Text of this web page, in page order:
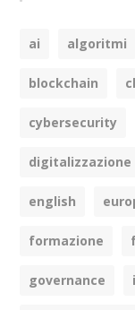
ai algoritmi
blockchain
cybersecurity
digitalizzazione
english
formazione
governance